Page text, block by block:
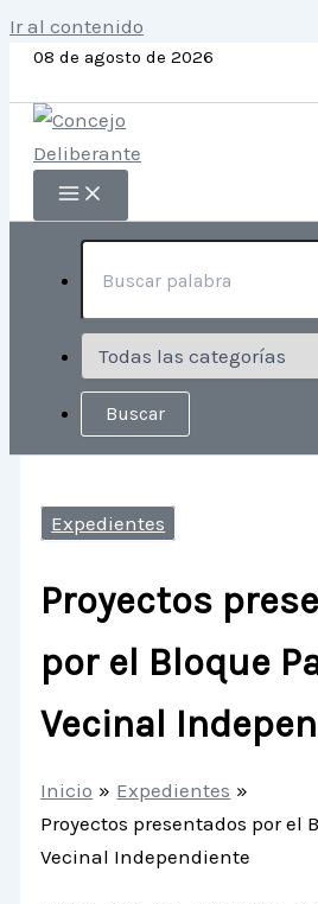
Ir al contenido
08 de agosto de 2026
Expedientes
Proyectos
por el Bloque
Vecinal
Inicio
Expedientes
Proyectos presentados por el
Vecinal Independiente